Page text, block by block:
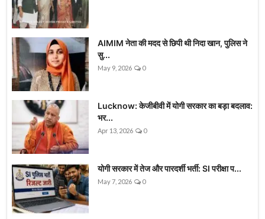
AIMIM नेता की मदद से छिपी थी निदा खान, पुलिस ने
सु...
May 9, 2026 0
Lucknow: केजीबीवी में योगी सरकार का बड़ा बदलाव:
भर...
Apr 13, 2026 0
योगी सरकार में तेज और पारदर्शी भर्ती: SI परीक्षा प...
May 7, 2026 0